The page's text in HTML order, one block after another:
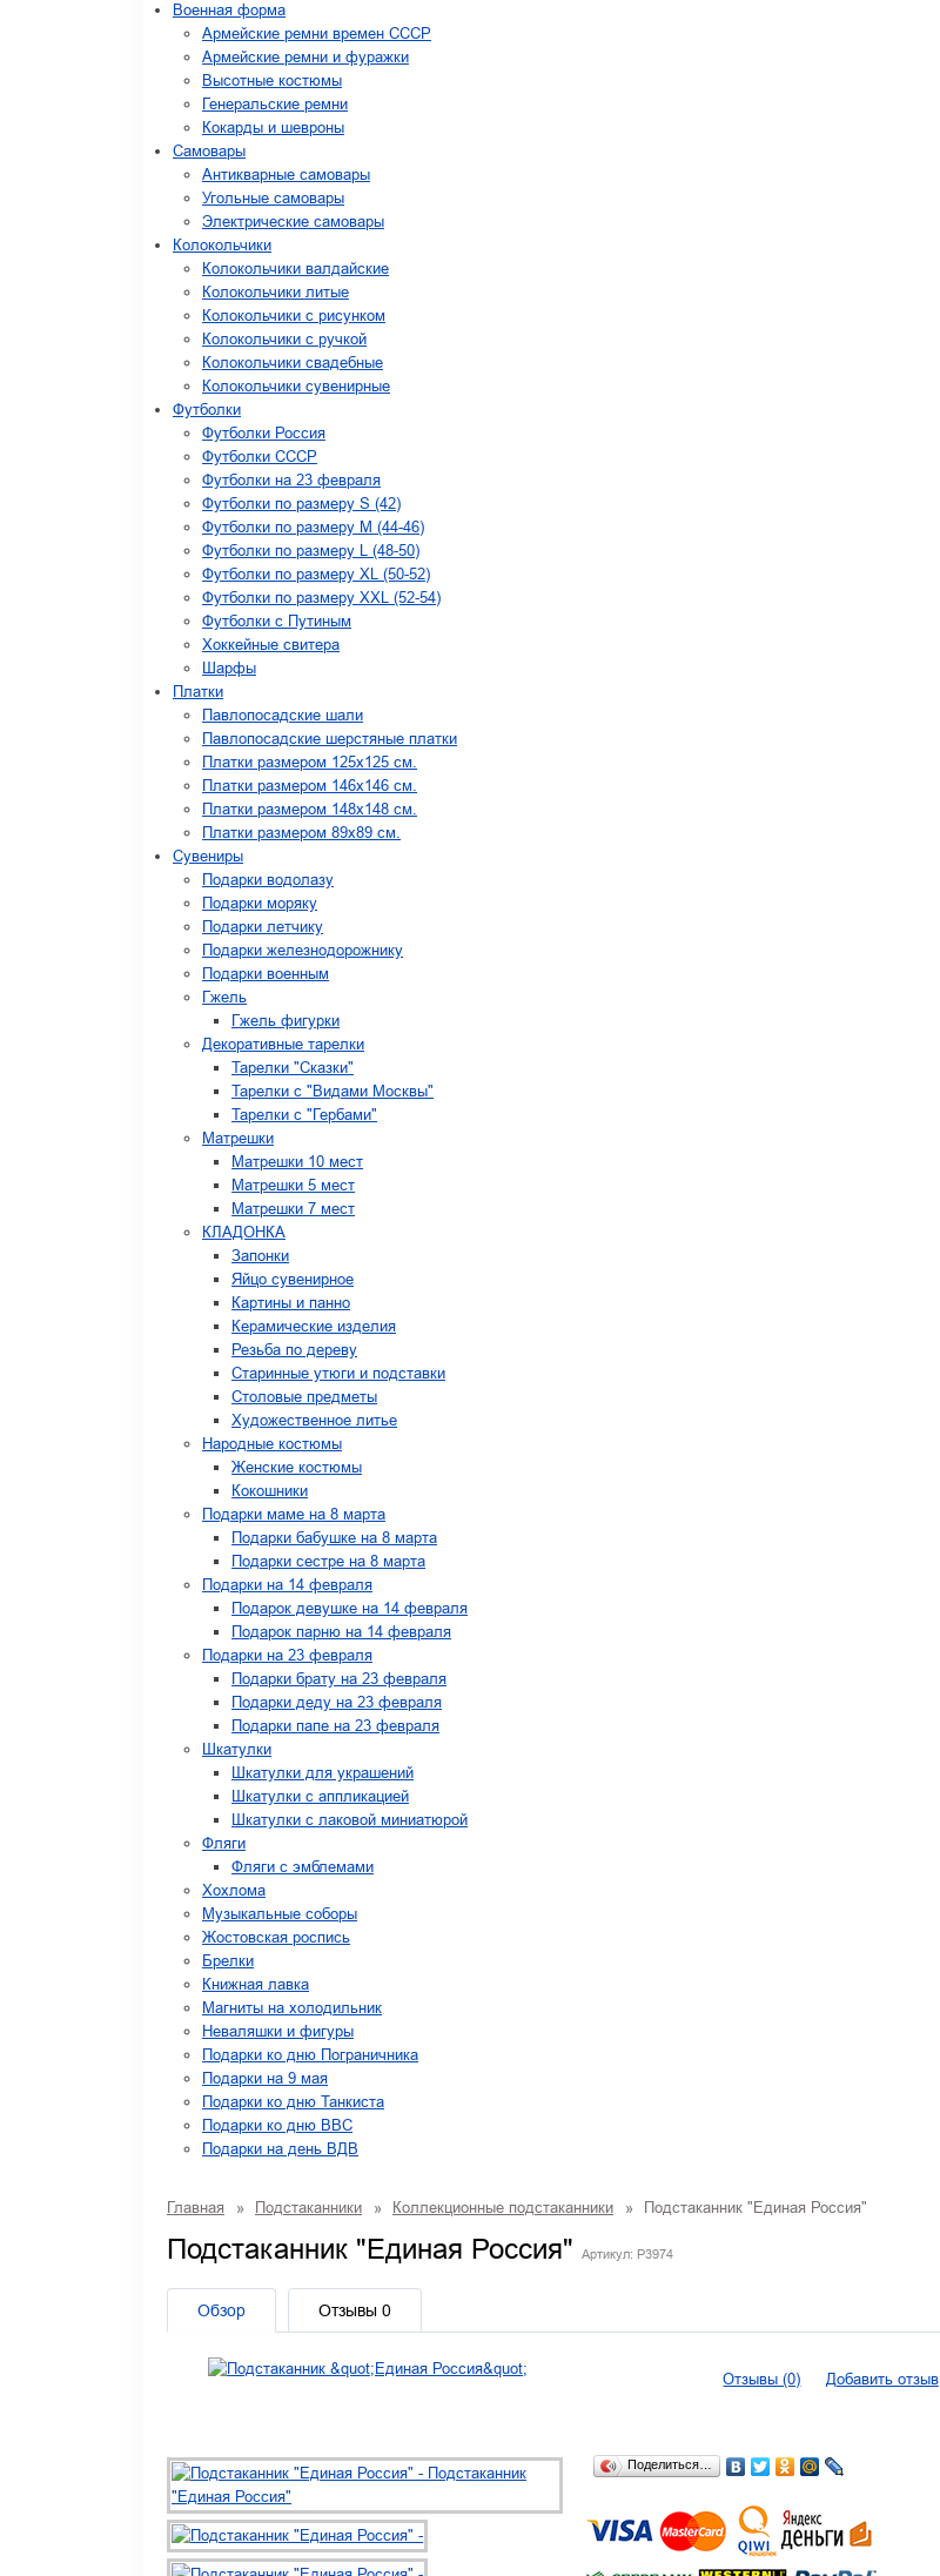
Военная форма
Армейские ремни времен СССР
Армейские ремни и фуражки
Высотные костюмы
Генеральские ремни
Кокарды и шевроны
Cамовары
Антикварные самовары
Угольные самовары
Электрические самовары
Колокольчики
Колокольчики валдайские
Колокольчики литые
Колокольчики с рисунком
Колокольчики с ручкой
Колокольчики свадебные
Колокольчики сувенирные
Футболки
Футболки Россия
Футболки СССР
Футболки на 23 февраля
Футболки по размеру S (42)
Футболки по размеру М (44-46)
Футболки по размеру L (48-50)
Футболки по размеру XL (50-52)
Футболки по размеру XXL (52-54)
Футболки с Путиным
Хоккейные свитера
Шарфы
Платки
Павлопосадские шали
Павлопосадские шерстяные платки
Платки размером 125х125 см.
Платки размером 146х146 см.
Платки размером 148х148 см.
Платки размером 89х89 см.
Сувениры
Подарки водолазу
Подарки моряку
Подарки летчику
Подарки железнодорожнику
Подарки военным
Гжель
Гжель фигурки
Декоративные тарелки
Тарелки "Сказки"
Тарелки с "Видами Москвы"
Тарелки с "Гербами"
Матрешки
Матрешки 10 мест
Матрешки 5 мест
Матрешки 7 мест
КЛАДОНКА
Запонки
Яйцо сувенирное
Картины и панно
Керамические изделия
Резьба по дереву
Старинные утюги и подставки
Столовые предметы
Художественное литье
Народные костюмы
Женские костюмы
Кокошники
Подарки маме на 8 марта
Подарки бабушке на 8 марта
Подарки сестре на 8 марта
Подарки на 14 февраля
Подарок девушке на 14 февраля
Подарок парню на 14 февраля
Подарки на 23 февраля
Подарки брату на 23 февраля
Подарки деду на 23 февраля
Подарки папе на 23 февраля
Шкатулки
Шкатулки для украшений
Шкатулки с аппликацией
Шкатулки с лаковой миниатюрой
Фляги
Фляги с эмблемами
Хохлома
Музыкальные соборы
Жостовская роспись
Брелки
Книжная лавка
Магниты на холодильник
Неваляшки и фигуры
Подарки ко дню Пограничника
Подарки на 9 мая
Подарки ко дню Танкиста
Подарки ко дню ВВС
Подарки на день ВДВ
Главная » Подстаканники » Коллекционные подстаканники » Подстаканник "Единая Россия"
Подстаканник "Единая Россия" Артикул: P3974
Обзор Отзывы 0
Отзывы (0) Добавить отзыв
Поделиться…